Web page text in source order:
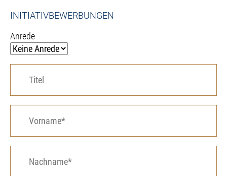
INITIATIVBEWERBUNGEN
Anrede